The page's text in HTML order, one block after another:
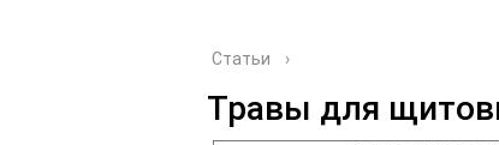
Статьи ›
Травы для